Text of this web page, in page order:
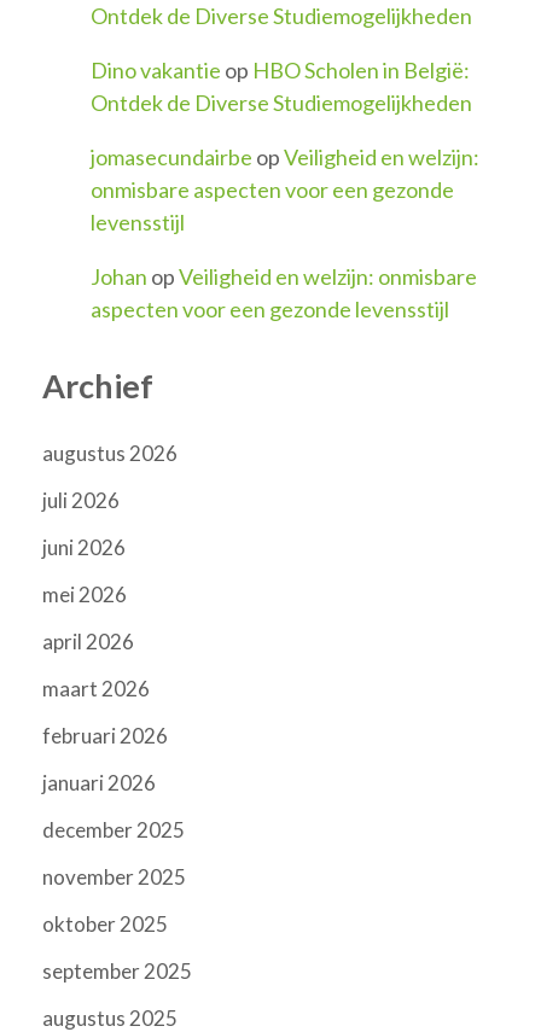
Ontdek de Diverse Studiemogelijkheden
Dino vakantie op HBO Scholen in België:
Ontdek de Diverse Studiemogelijkheden
jomasecundairbe opVeiligheid en welzijn:
onmisbare aspecten voor een gezonde
levensstijl
Johan opVeiligheid en welzijn: onmisbare
aspecten voor een gezonde levensstijl
Archief
augustus 2026
juli 2026
juni 2026
mei 2026
april 2026
maart 2026
februari 2026
januari 2026
december 2025
november 2025
oktober 2025
september 2025
augustus 2025